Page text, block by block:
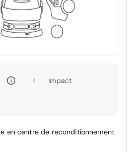
I Impact
en centre de reconditionnement